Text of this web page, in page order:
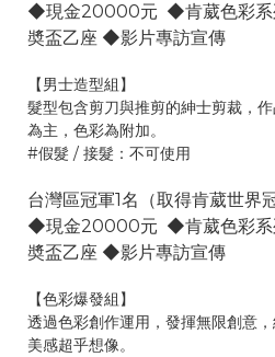
◆現金20000元 ◆肯葳色彩
奬盃乙座 ◆影片專訪宣傳
【男士造型組】
髮型包含剪刀與推剪的紳士剪裁，
為主，色彩為附加。
#假髮 / 接髮：不可使用
台灣區冠軍1名（取得肯葳世界
◆現金20000元 ◆肯葳色彩
奬盃乙座 ◆影片專訪宣傳
【色彩爆發組】
透過色彩創作運用，發揮無限創意
美感超乎想像。